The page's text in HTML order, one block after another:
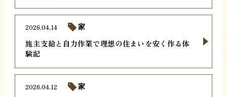
施主支給と自力作業で理想の住まいを安く作る体
験記
2026.04.14 家
2026.04.12 家